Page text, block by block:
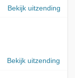
Bekijk uitzending
Bekijk uitzending